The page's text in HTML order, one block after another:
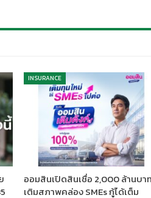
INSURANCE
ออมสินเปิดสินเชื่อ 2,000 ล้านบาท
เติมสภาพคล่อง SMEs กู้ได้เต็ม